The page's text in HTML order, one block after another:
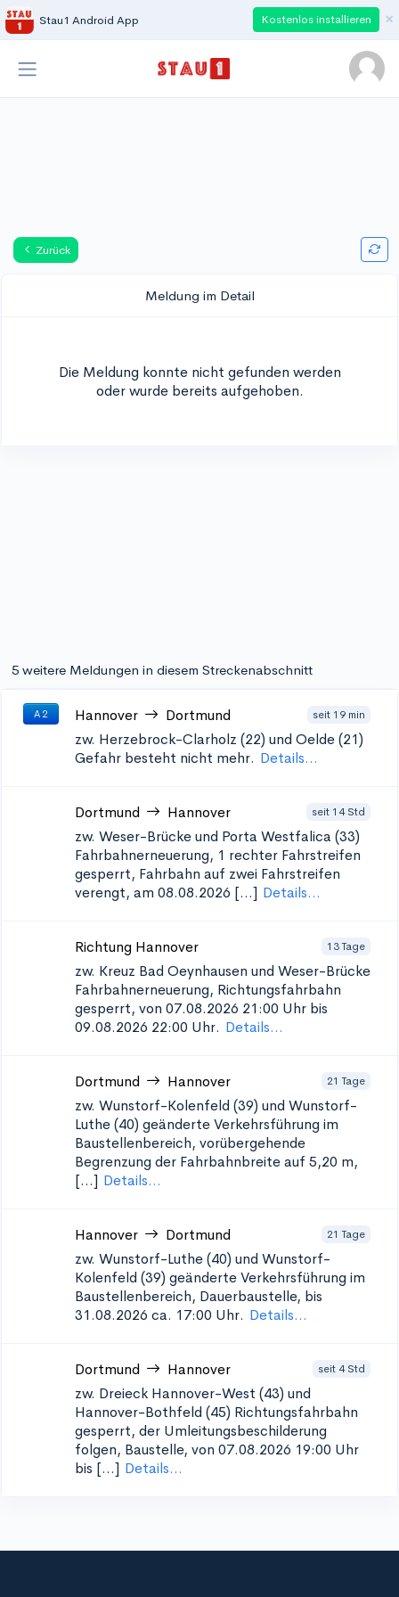
Stau1 Android App Kostenlos installieren ×
Zurück
Meldung im Detail
Die Meldung konnte nicht gefunden werden
oder wurde bereits aufgehoben.
5 weitere Meldungen in diesem Streckenabschnitt
A 2 Hannover Dortmund seit 19 min
zw. Herzebrock-Clarholz (22) und Oelde (21)
Gefahr besteht nicht mehr. Details...
Dortmund Hannover seit 14 Std
zw. Weser-Brücke und Porta Westfalica (33)
Fahrbahnerneuerung, 1 rechter Fahrstreifen
gesperrt, Fahrbahn auf zwei Fahrstreifen
verengt, am 08.08.2026 [...] Details...
Richtung Hannover 13 Tage
zw. Kreuz Bad Oeynhausen und Weser-Brücke
Fahrbahnerneuerung, Richtungsfahrbahn
gesperrt, von 07.08.2026 21:00 Uhr bis
09.08.2026 22:00 Uhr. Details...
Dortmund Hannover 21 Tage
zw. Wunstorf-Kolenfeld (39) und Wunstorf-
Luthe (40) geänderte Verkehrsführung im
Baustellenbereich, vorübergehende
Begrenzung der Fahrbahnbreite auf 5,20 m,
[...] Details...
Hannover Dortmund 21 Tage
zw. Wunstorf-Luthe (40) und Wunstorf-
Kolenfeld (39) geänderte Verkehrsführung im
Baustellenbereich, Dauerbaustelle, bis
31.08.2026 ca. 17:00 Uhr. Details...
Dortmund Hannover seit 4 Std
zw. Dreieck Hannover-West (43) und
Hannover-Bothfeld (45) Richtungsfahrbahn
gesperrt, der Umleitungsbeschilderung
folgen, Baustelle, von 07.08.2026 19:00 Uhr
bis [...] Details...